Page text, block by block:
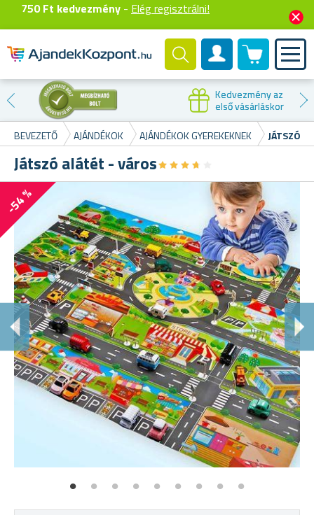
750 Ft kedvezmény - Elég regisztrálni!
Felhasználók fiók
0 termék
Kedvezmény az
első vásárláskor
BEVEZETŐ AJÁNDÉKOK AJÁNDÉKOK GYEREKEKNEK JÁTSZÓ
Játszó alátét - város★★★★
★★★★
-54 %